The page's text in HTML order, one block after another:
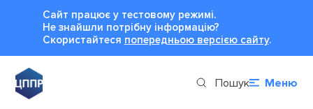
Сайт працює у тестовому режимі.
Не знайшли потрібну інформацію?
Cкористайтеся попередньою версією сайту.
Пошук Меню